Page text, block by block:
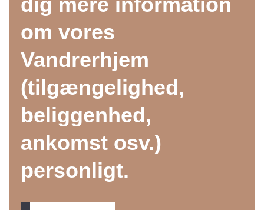
om vores
Vandrerhjem
(tilgængelighed,
beliggenhed,
ankomst osv.)
personligt.